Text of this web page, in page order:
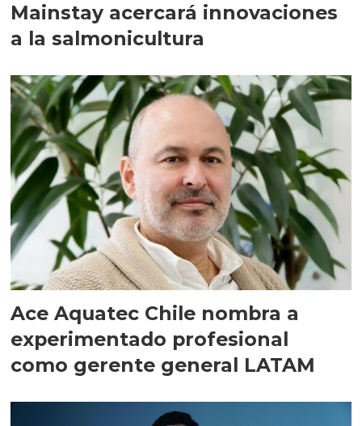
Mainstay acercará innovaciones
a la salmonicultura
Ace Aquatec Chile nombra a
experimentado profesional
como gerente general LATAM